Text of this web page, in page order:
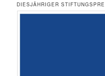
DIESJÄHRIGER